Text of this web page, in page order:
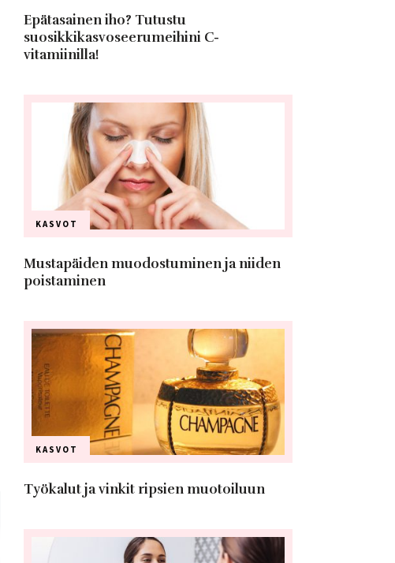
Epätasainen iho? Tutustu
suosikkikasvoseerumeihini C-
vitamiinilla!
KASVOT
Mustapäiden muodostuminen ja niiden
poistaminen
KASVOT
Työkalut ja vinkit ripsien muotoiluun